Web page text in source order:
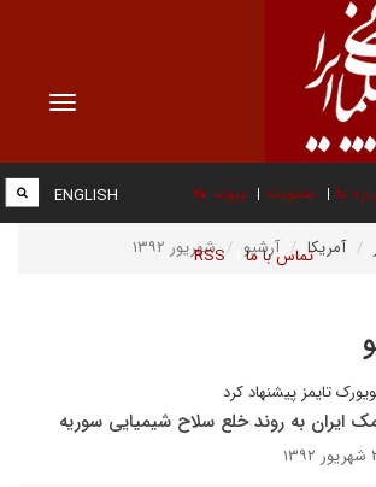
Toggle
ما عضویت پیوند ها
تماس با ما RSS
ENGLISH
آمریکا آرشیو شهریور ۱۳۹۲
تایمز پیشنهاد کرد
ایران به روند خلع سلاح شیمیایی سوریه